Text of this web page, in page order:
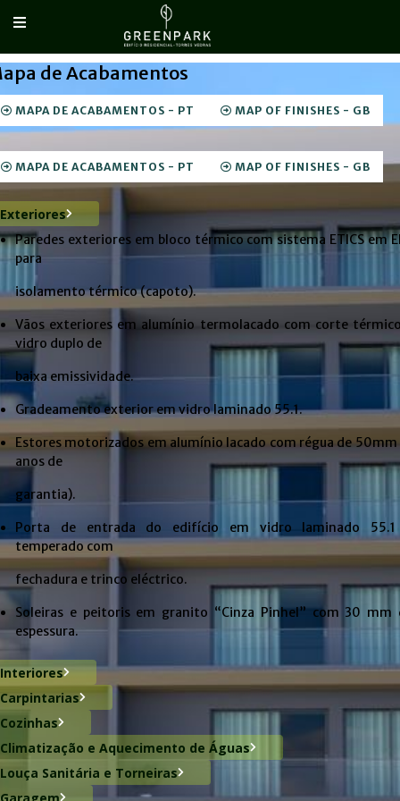
de Acabamentos
MAPA DE ACABAMENTOS - PT MAP OF FINISHES - GB
MAPA DE ACABAMENTOS - PT MAP OF FINISHES - GB
Exteriores
Paredes exteriores em bloco térmico com sistema ETICS em
para
isolamento térmico (capoto).
Vãos exteriores em alumínio termolacado com corte
vidro duplo de
baixa emissividade.
Gradeamento exterior em vidro laminado 55.1.
Estores motorizados em alumínio lacado com régua de 50mm
anos de
garantia).
Porta de entrada do edifício em vidro laminado
temperado com
fechadura e trinco eléctrico.
Soleiras e peitoris em granito “Cinza Pinhel” com 30 mm
espessura.
Interiores
Carpintarias
Cozinhas
Climatização e Aquecimento de Águas
Louça Sanitária e Torneiras
Garagem